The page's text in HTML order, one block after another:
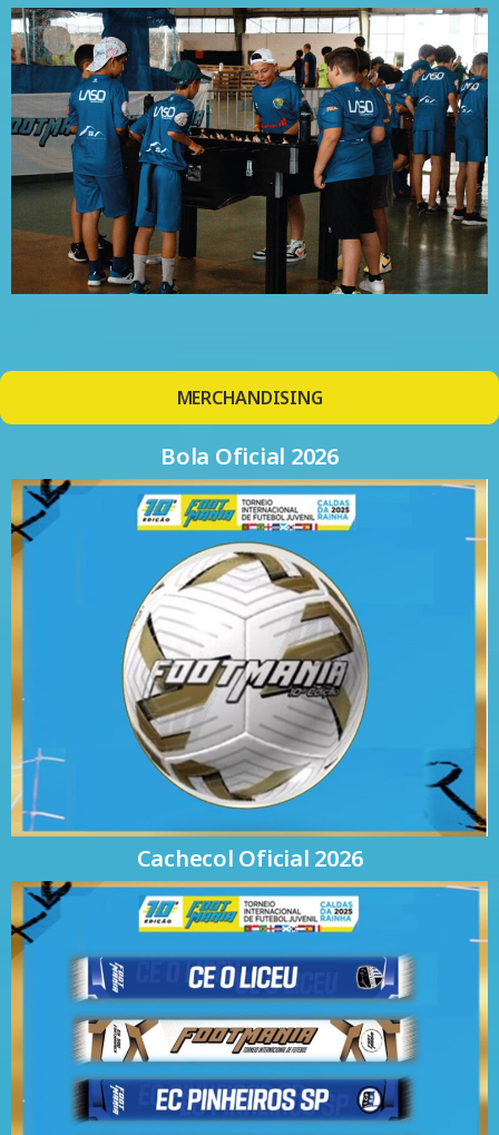
MERCHANDISING
Bola Oficial 2026
Cachecol Oficial 2026